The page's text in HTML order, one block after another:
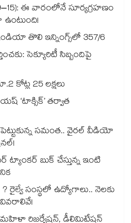
ఈ వారంలోనే సూర్యగ్రహణం
తొలి ఇన్నింగ్స్‌‌లో 357/6
సెక్యూరిటీ సిబ్బందిపై
కోట్ల 25 లక్షలు
యష్ ‘టాక్సిక్’ తర్వాత
పెట్టుకున్న సమంత.. వైరల్ వీడియో
బుక్ చేస్తున్న ఇంటి
సంస్థలో ఉద్యోగాలు.. నెలకు